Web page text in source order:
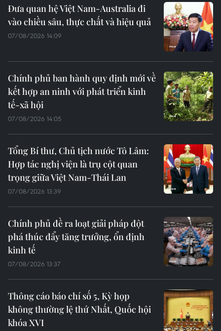
Đưa quan hệ Việt Nam-Australia đi
vào chiều sâu, thực chất và hiệu quả
07/08/2026 14:09
Chính phủ ban hành quy định mới về
kết hợp an ninh với phát triển kinh
tế-xã hội
07/08/2026 14:05
Tổng Bí thư, Chủ tịch nước Tô Lâm:
Hợp tác nghị viện là trụ cột quan
trọng giữa Việt Nam-Thái Lan
07/08/2026 13:39
Chính phủ đề ra loạt giải pháp đột
phá thúc đẩy tăng trưởng, ổn định
kinh tế
07/08/2026 13:37
Thông cáo báo chí số 5, Kỳ họp
không thường lệ thứ Nhất, Quốc hội
khóa XVI